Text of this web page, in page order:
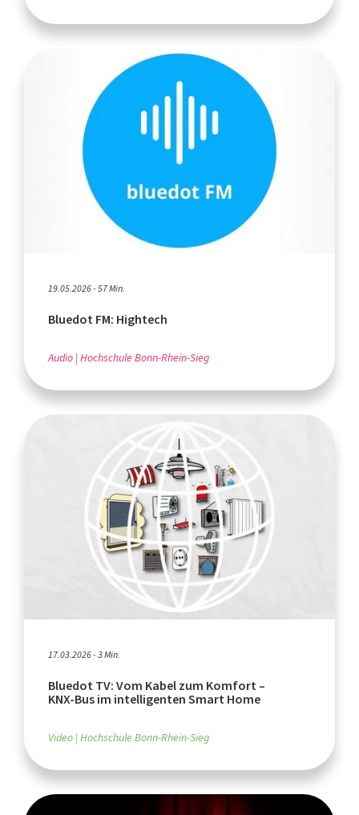
19.05.2026 - 57 Min.
Bluedot FM: Hightech
Audio Hochschule Bonn-Rhein-Sieg
17.03.2026 - 3 Min.
Bluedot TV: Vom Kabel zum Komfort –
KNX‑Bus im intelligenten Smart Home
Video Hochschule Bonn-Rhein-Sieg